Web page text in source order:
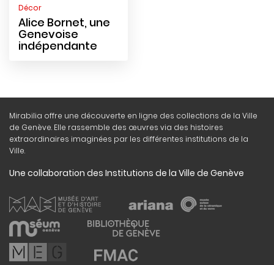
Décor
Alice Bornet, une
Genevoise
indépendante
Mirabilia offre une découverte en ligne des collections de la Ville
de Genève. Elle rassemble des œuvres via des histoires
extraordinaires imaginées par les différentes institutions de la
Ville.
Une collaboration des Institutions de la Ville de Genève